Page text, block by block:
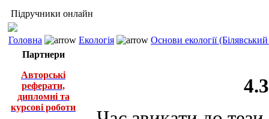
Підручники онлайн
Головна Екологія
Основи екології
Партнери
Авторські
реферати,
дипломні та
курсові роботи